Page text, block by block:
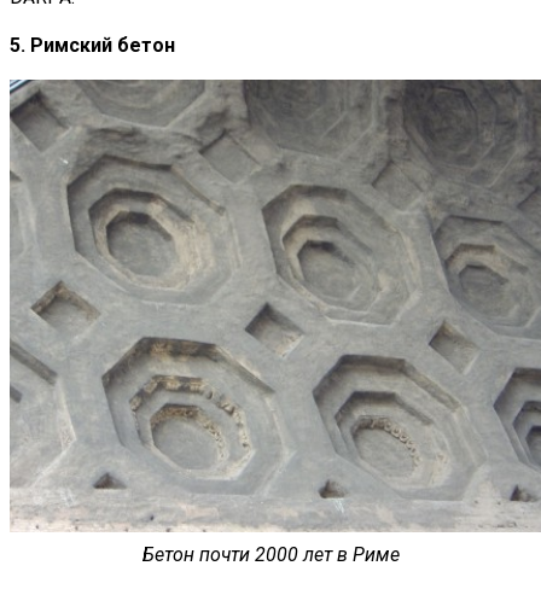
5. Римский бетон
Бетон почти 2000 лет в Риме